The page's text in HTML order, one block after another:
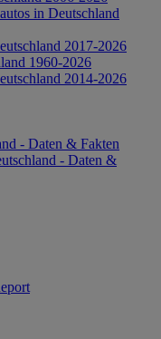
in Deutschland
2017-2026
1960-2026
2014-2026
- Daten & Fakten
- Daten &